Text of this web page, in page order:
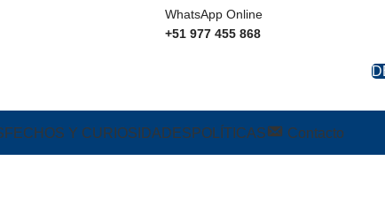
WhatsApp Online
+51 977 455 868
Y CURIOSIDADES POLÍTICAS Contacto